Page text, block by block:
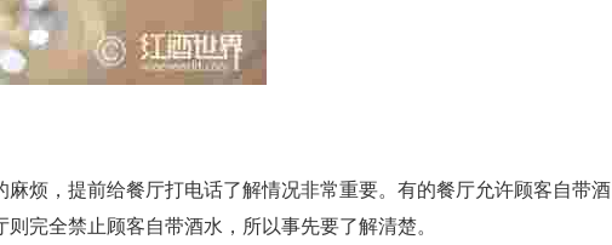
烦，提前给餐厅打电话了解情况非常重要。有的餐厅允许顾客自带酒
完全禁止顾客自带酒水，所以事先要了解清楚。